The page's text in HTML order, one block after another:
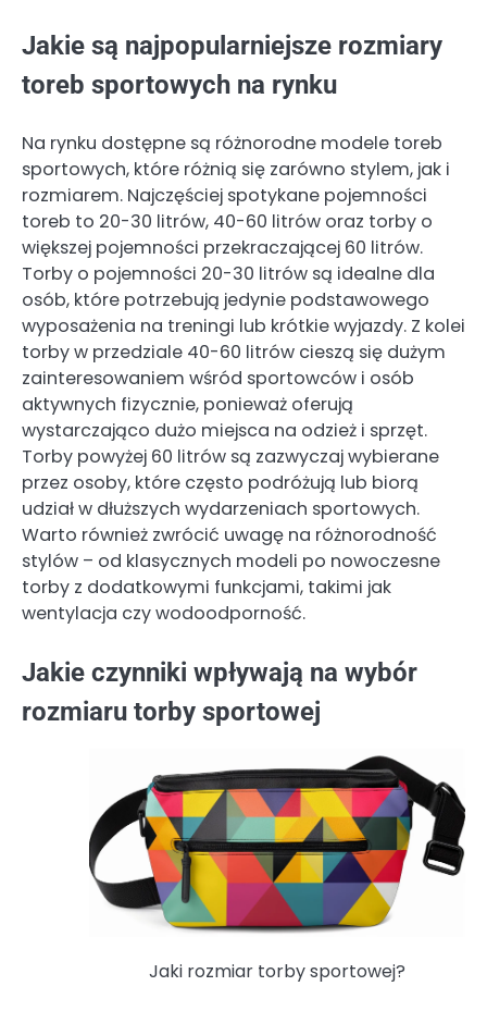
Jakie są najpopularniejsze rozmiary
toreb sportowych na rynku
Na rynku dostępne są różnorodne modele toreb
sportowych, które różnią się zarówno stylem, jak i
rozmiarem. Najczęściej spotykane pojemności
toreb to 20-30 litrów, 40-60 litrów oraz torby o
większej pojemności przekraczającej 60 litrów.
Torby o pojemności 20-30 litrów są idealne dla
osób, które potrzebują jedynie podstawowego
wyposażenia na treningi lub krótkie wyjazdy. Z kolei
torby w przedziale 40-60 litrów cieszą się dużym
zainteresowaniem wśród sportowców i osób
aktywnych fizycznie, ponieważ oferują
wystarczająco dużo miejsca na odzież i sprzęt.
Torby powyżej 60 litrów są zazwyczaj wybierane
przez osoby, które często podróżują lub biorą
udział w dłuższych wydarzeniach sportowych.
Warto również zwrócić uwagę na różnorodność
stylów – od klasycznych modeli po nowoczesne
torby z dodatkowymi funkcjami, takimi jak
wentylacja czy wodoodporność.
Jakie czynniki wpływają na wybór
rozmiaru torby sportowej
Jaki rozmiar torby sportowej?